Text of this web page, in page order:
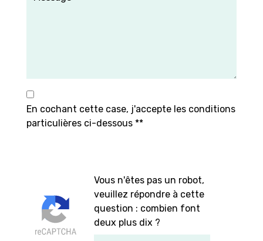
En cochant cette case, j'accepte les conditions
particulières ci-dessous **
Vous n'êtes pas un robot,
veuillez répondre à cette
question : combien font
deux plus dix ?